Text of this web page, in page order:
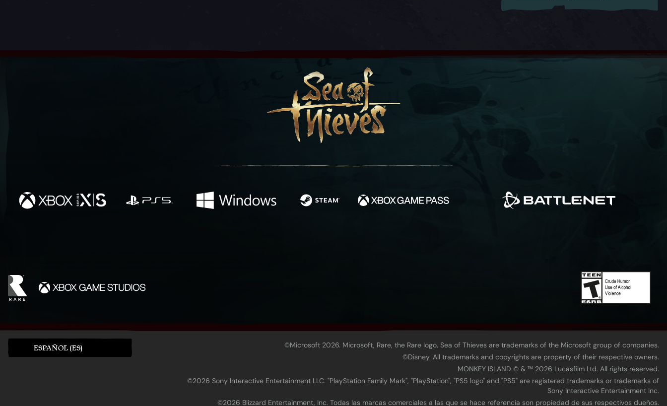
ESPAÑOL (ES)
©Microsoft 2026. Microsoft, Rare, the Rare logo, Sea of Thieves are trademarks of the Microsoft group of companies.
©Disney. All trademarks and copyrights are property of their respective owners.
MONKEY ISLAND © & ™ 20‍26 Lucasfilm Ltd. All rights reserved.
©2026 Sony Interactive Entertainment LLC. "PlayStation Family Mark", "PlayStation", "PS5 logo" and "PS5" are registered trademarks or trademarks of
Sony Interactive Entertainment Inc.
©2026 Blizzard Entertainment, Inc. Todas las marcas comerciales a las que se hace referencia son propiedad de sus respectivos dueños.